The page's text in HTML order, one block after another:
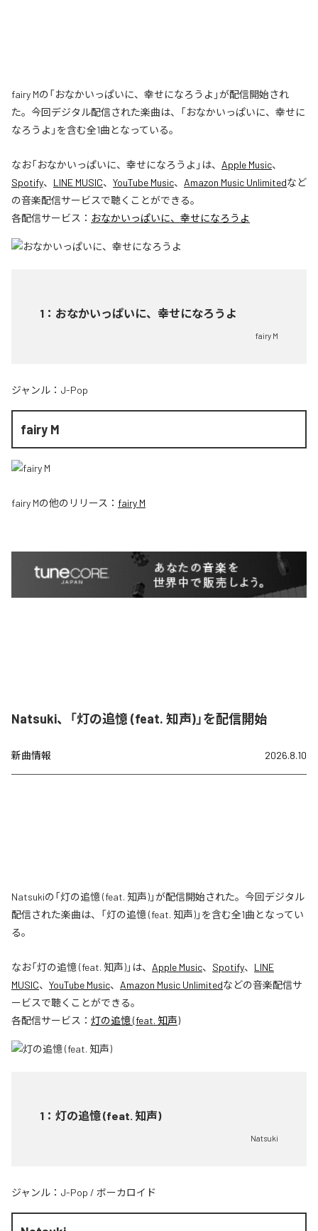
fairy Mの「おなかいっぱいに、幸せになろうよ」が配信開始され
た。今回デジタル配信された楽曲は、「おなかいっぱいに、幸せに
なろうよ」を含む全1曲となっている。
なお「おなかいっぱいに、幸せになろうよ 」は、 Apple Music、
Spotify、 LINE MUSIC、 YouTube Music、 Amazon Music Unlimitedなど
の音楽配信サービスで聴くことができる。
各配信サービス： おなかいっぱいに、幸せになろうよ
1 ： おなかいっぱいに、幸せになろうよ
fairy M
ジャンル： J-Pop
fairy M
fairy Mの他のリリース： fairy M
Natsuki、「灯の追憶 (feat. 知声)」を配信開始
新曲情報 2026.8.10
Natsukiの「灯の追憶 (feat. 知声)」が配信開始された。今回デジタル
配信された楽曲は、「灯の追憶 (feat. 知声)」を含む全1曲となってい
る。
なお「灯の追憶 (feat. 知声)」は、 Apple Music、 Spotify、 LINE
MUSIC、 YouTube Music、 Amazon Music Unlimitedなどの音楽配信サ
ービスで聴くことができる。
各配信サービス： 灯の追憶 (feat. 知声)
1 ： 灯の追憶 (feat. 知声)
Natsuki
ジャンル： J-Pop / ボーカロイド